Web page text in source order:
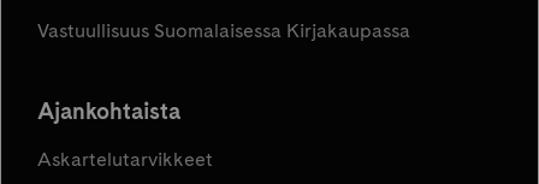
Vastuullisuus Suomalaisessa Kirjakaupassa
Ajankohtaista
Askartelutarvikkeet